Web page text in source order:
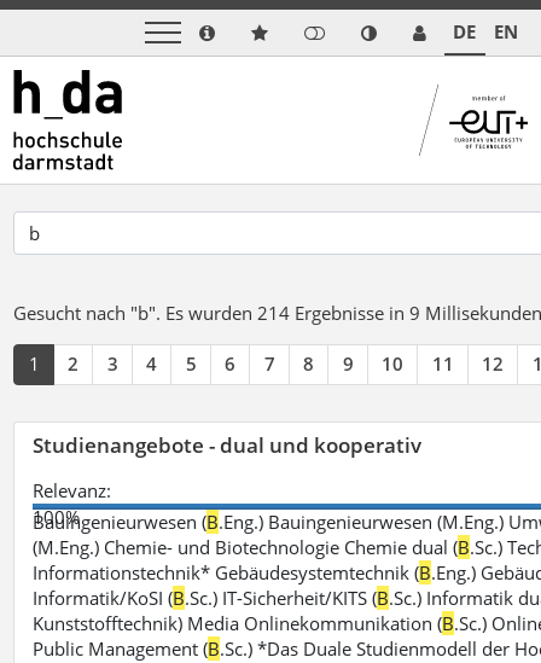
DE EN
Gesucht nach "b". Es wurden 214 Ergebnisse in 9
1 2 3 4 5 6 7 8 9 10 11 12
Studienangebote - dual und kooperativ
Relevanz:
100%
Bauingenieurwesen (B.Eng.) Bauingenieurwesen (M.Eng.)
(M.Eng.) Chemie- und Biotechnologie Chemie dual (B.Sc.)
Informationstechnik* Gebäudesystemtechnik (B.Eng.)
Informatik/KoSI (B.Sc.) IT-Sicherheit/KITS (B.Sc.) Informatik
Kunststofftechnik) Media Onlinekommunikation (B.Sc.)
Public Management (B.Sc.) *Das Duale Studienmodell der